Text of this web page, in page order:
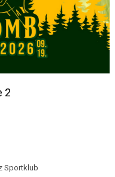
2
Sportklub